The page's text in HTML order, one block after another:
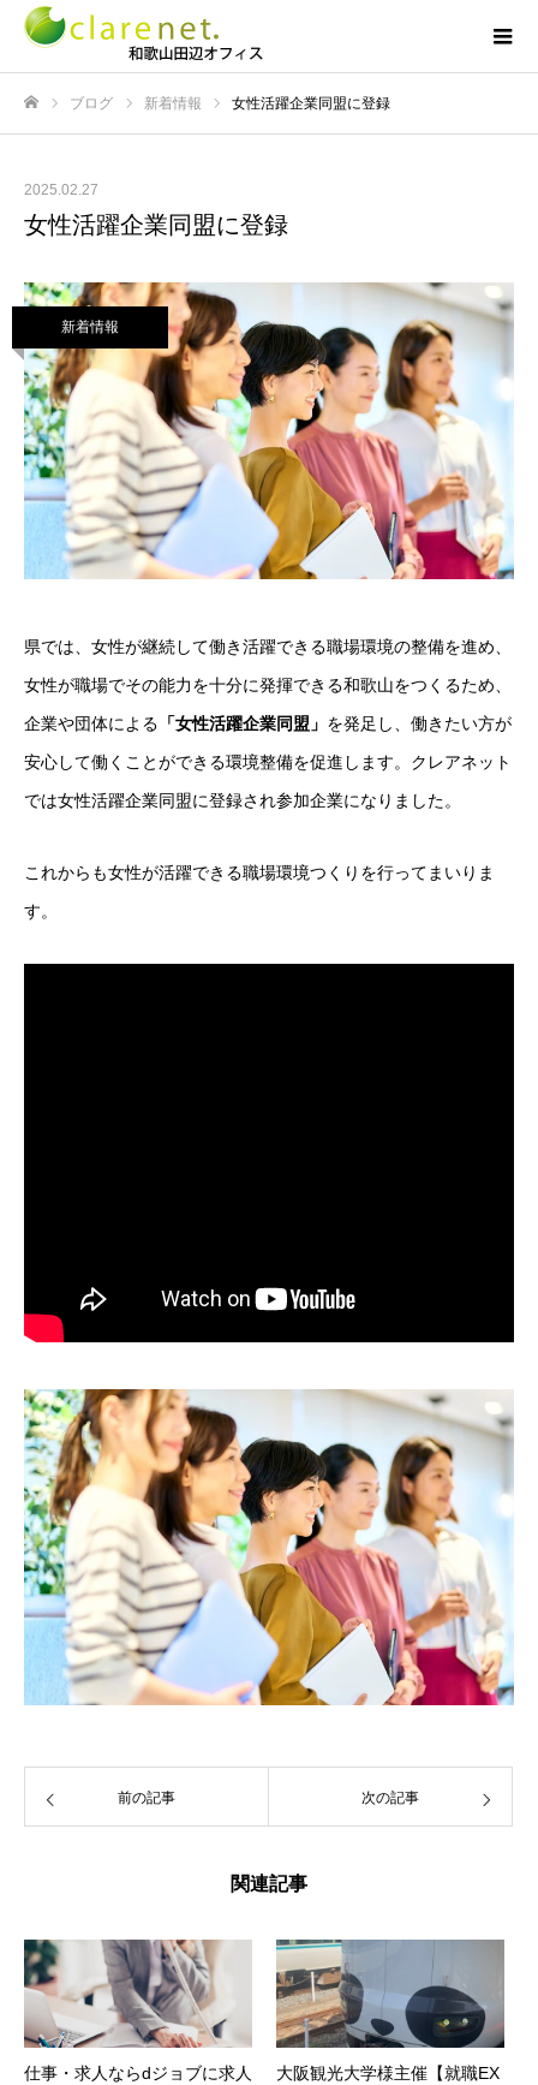
ブログ 新着情報 女性活躍企業同盟に登録
2025.02.27
女性活躍企業同盟に登録
新着情報
県では、女性が継続して働き活躍できる職場環境の整備を進め、
女性が職場でその能力を十分に発揮できる和歌山をつくるため、
企業や団体による 「女性活躍企業同盟」 を発足し、働きたい方が
安心して働くことができる環境整備を促進します。クレアネット
では女性活躍企業同盟に登録され参加企業になりました。
これからも女性が活躍できる職場環境つくりを行ってまいりま
す。
前の記事 次の記事
関連記事
仕事・求人ならdジョブに求人
大阪観光大学様主催【就職EX